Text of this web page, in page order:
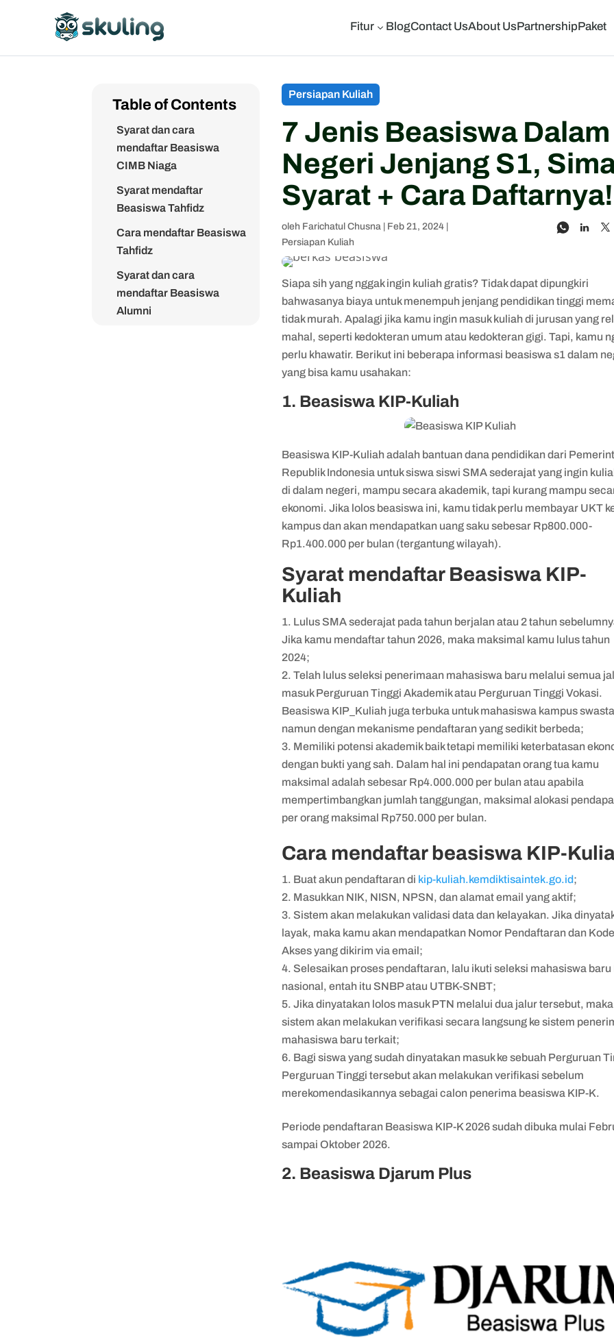
Fitur3 BlogContact UsAbout UsPartnershipPaket
Table of Contents
Syarat mendaftar
Beasiswa Indonesia
Indonesia Bangkit
Syarat dan cara
mendaftar Beasiswa
CIMB Niaga
Syarat mendaftar
Beasiswa Tahfidz
Cara mendaftar Beasiswa
Tahfidz
Syarat dan cara
mendaftar Beasiswa
Alumni
Persiapan Kuliah
7 Jenis Beasiswa Dalam
Negeri Jenjang S1,
Syarat + Cara Daftarnya!
oleh Farichatul Chusna Feb 21, 2024
Persiapan Kuliah
Siapa sih yang nggak ingin kuliah gratis? Tidak dapat dipungkiri
bahwasanya biaya untuk menempuh jenjang pendidikan tinggi
tidak murah. Apalagi jika kamu ingin masuk kuliah di jurusan yang
mahal, seperti kedokteran umum atau kedokteran gigi. Tapi, kamu
perlu khawatir. Berikut ini beberapa informasi beasiswa s1 dalam
yang bisa kamu usahakan:
1. Beasiswa KIP-Kuliah
Beasiswa KIP-Kuliah adalah bantuan dana pendidikan dari
Republik Indonesia untuk siswa siswi SMA sederajat yang ingin
di dalam negeri, mampu secara akademik, tapi kurang mampu
ekonomi. Jika lolos beasiswa ini, kamu tidak perlu membayar UKT
kampus dan akan mendapatkan uang saku sebesar Rp800.000-
Rp1.400.000 per bulan (tergantung wilayah).
Syarat mendaftar Beasiswa KIP-
Kuliah
Lulus SMA sederajat pada tahun berjalan atau 2 tahun
Jika kamu mendaftar tahun 2026, maka maksimal kamu lulus tahun
2024;
Telah lulus seleksi penerimaan mahasiswa baru melalui semua
masuk Perguruan Tinggi Akademik atau Perguruan Tinggi Vokasi.
Beasiswa KIP_Kuliah juga terbuka untuk mahasiswa kampus
namun dengan mekanisme pendaftaran yang sedikit berbeda;
Memiliki potensi akademik baik tetapi memiliki keterbatasan
dengan bukti yang sah. Dalam hal ini pendapatan orang tua kamu
maksimal adalah sebesar Rp4.000.000 per bulan atau apabila
mempertimbangkan jumlah tanggungan, maksimal alokasi
per orang maksimal Rp750.000 per bulan.
Cara mendaftar beasiswa KIP-
Buat akun pendaftaran di kip-kuliah.kemdiktisaintek.go.id;
Masukkan NIK, NISN, NPSN, dan alamat email yang aktif;
Sistem akan melakukan validasi data dan kelayakan. Jika
layak, maka kamu akan mendapatkan Nomor Pendaftaran dan Kode
Akses yang dikirim via email;
Selesaikan proses pendaftaran, lalu ikuti seleksi mahasiswa baru
nasional, entah itu SNBP atau UTBK-SNBT;
Jika dinyatakan lolos masuk PTN melalui dua jalur tersebut, maka
sistem akan melakukan verifikasi secara langsung ke sistem
mahasiswa baru terkait;
Bagi siswa yang sudah dinyatakan masuk ke sebuah Perguruan
Perguruan Tinggi tersebut akan melakukan verifikasi sebelum
merekomendasikannya sebagai calon penerima beasiswa KIP-K.
Periode pendaftaran Beasiswa KIP-K 2026 sudah dibuka mulai
sampai Oktober 2026.
2. Beasiswa Djarum Plus